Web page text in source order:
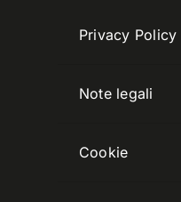
Privacy Policy
Note legali
Cookie